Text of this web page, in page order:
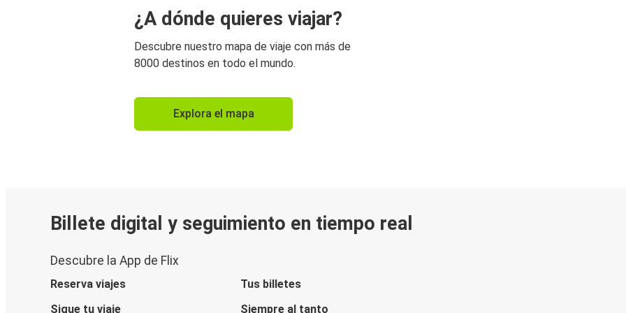
¿A dónde quieres viajar?
Descubre nuestro mapa de viaje con más de
8000 destinos en todo el mundo.
Explora el mapa
Billete digital y seguimiento en tiempo real
Descubre la App de Flix
Reserva viajes
Tus billetes
Sigue tu viaje
Siempre al tanto